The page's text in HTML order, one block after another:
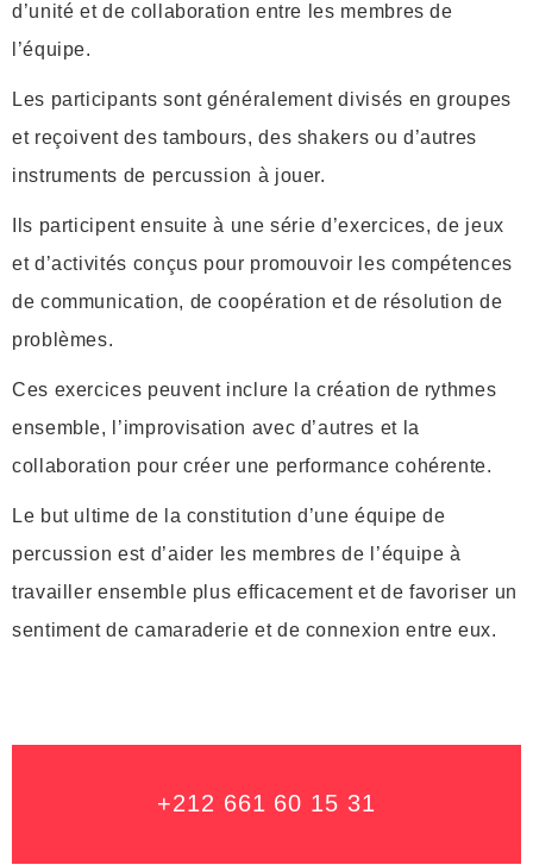
d’unité et de collaboration entre les membres de
l’équipe.
Les participants sont généralement divisés en groupes
et reçoivent des tambours, des shakers ou d’autres
instruments de percussion à jouer.
Ils participent ensuite à une série d’exercices, de jeux
et d’activités conçus pour promouvoir les compétences
de communication, de coopération et de résolution de
problèmes.
Ces exercices peuvent inclure la création de rythmes
ensemble, l’improvisation avec d’autres et la
collaboration pour créer une performance cohérente.
Le but ultime de la constitution d’une équipe de
percussion est d’aider les membres de l’équipe à
travailler ensemble plus efficacement et de favoriser un
sentiment de camaraderie et de connexion entre eux.
+212 661 60 15 31